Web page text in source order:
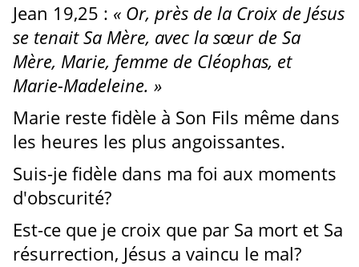
Jean 19,25 : « Or, près de la Croix de Jésus
se tenait Sa Mère, avec la sœur de Sa
Mère, Marie, femme de Cléophas, et
Marie-Madeleine. »
Marie reste fidèle à Son Fils même dans
les heures les plus angoissantes.
Suis-je fidèle dans ma foi aux moments
d'obscurité?
Est-ce que je croix que par Sa mort et Sa
résurrection, Jésus a vaincu le mal?